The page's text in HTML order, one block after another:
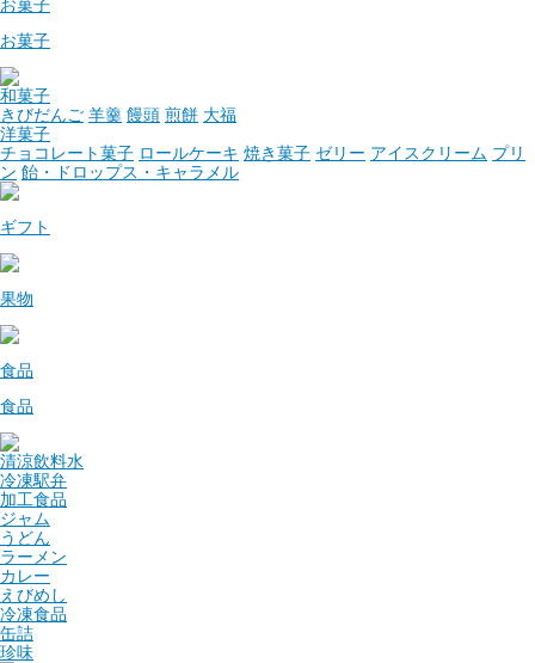
お菓子
和菓子
きびだんご 羊羹 饅頭 煎餅 大福
洋菓子
チョコレート菓子 ロールケーキ 焼き菓子 ゼリー アイスクリーム プリ
ン 飴・ドロップス・キャラメル
ギフト
果物
食品
食品
清涼飲料水
冷凍駅弁
加工食品
ジャム
うどん
ラーメン
カレー
えびめし
冷凍食品
缶詰
珍味